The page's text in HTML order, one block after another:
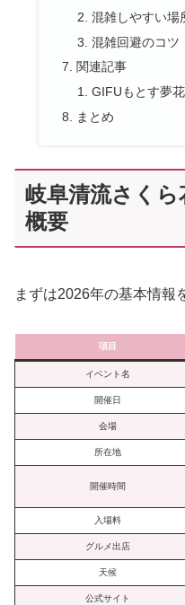
混雑しやすい場
混雑回避のコツ
関連記事
GIFUもとす夢
まとめ
岐阜清流さくら
概要
まずは2026年の基本情報
項目
イベント名
開催日
会場
所在地
開催時間
入場料
グルメ出店
天候
公式サイト